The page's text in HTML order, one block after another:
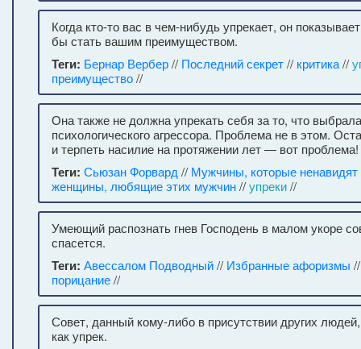
Когда кто-то вас в чем-нибудь упрекает, он
бы стать вашим преимуществом.
Теги: Бернар Вербер// Последний секрет// критика//
преимущество//
Она также не должна упрекать себя за то, что
психологического агрессора. Проблема не в этом.
и терпеть насилие на протяжении лет — вот проблема!
Теги: Сьюзан Форвард // Мужчины, которые
женщины, любящие этих мужчин//упреки//
Умеющий распознать гнев Господень в малом укоре
спасется.
Теги: Авессалом Подводный// Избранные афоризмы
порицание//
Совет, данный кому-либо в присутствии других
как упрек.